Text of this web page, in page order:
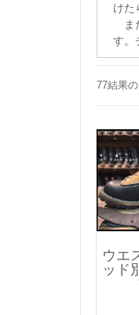
けた
ま
す。
77結果
ウエ
ッド